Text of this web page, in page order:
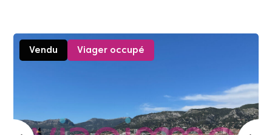
Vendu Viager occupé